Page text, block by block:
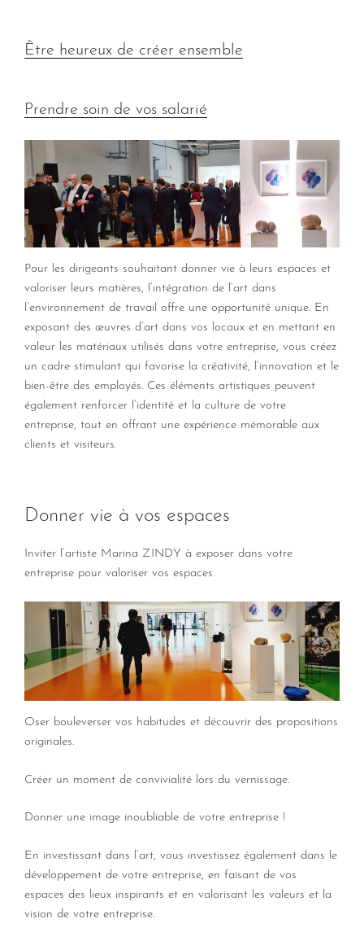
Être heureux de créer ensemble
Prendre soin de vos salarié
Pour les dirigeants souhaitant donner vie à leurs espaces et
valoriser leurs matières, l’intégration de l’art dans
l’environnement de travail offre une opportunité unique. En
exposant des œuvres d’art dans vos locaux et en mettant en
valeur les matériaux utilisés dans votre entreprise, vous créez
un cadre stimulant qui favorise la créativité, l’innovation et le
bien-être des employés. Ces éléments artistiques peuvent
également renforcer l’identité et la culture de votre
entreprise, tout en offrant une expérience mémorable aux
clients et visiteurs.
Donner vie à vos espaces
Inviter l’artiste Marina ZINDY à exposer dans votre
entreprise pour valoriser vos espaces.
Oser bouleverser vos habitudes et découvrir des propositions
originales.
Créer un moment de convivialité lors du vernissage.
Donner une image inoubliable de votre entreprise !
En investissant dans l’art, vous investissez également dans le
développement de votre entreprise, en faisant de vos
espaces des lieux inspirants et en valorisant les valeurs et la
vision de votre entreprise.